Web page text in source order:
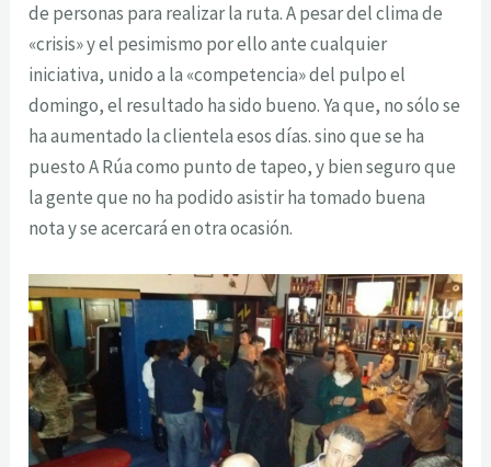
de personas para realizar la ruta. A pesar del clima de
«crisis» y el pesimismo por ello ante cualquier
iniciativa, unido a la «competencia» del pulpo el
domingo, el resultado ha sido bueno. Ya que, no sólo se
ha aumentado la clientela esos días. sino que se ha
puesto A Rúa como punto de tapeo, y bien seguro que
la gente que no ha podido asistir ha tomado buena
nota y se acercará en otra ocasión.